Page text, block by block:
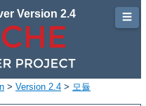
Version 2.4
> Version 2.4 > 모듈
☰